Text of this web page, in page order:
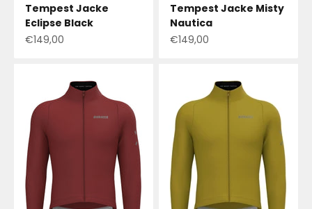
Tempest Jacke
Eclipse Black
Angebotspreis
€149,00
Tempest Jacke Misty
Nautica
Angebotspreis
€149,00